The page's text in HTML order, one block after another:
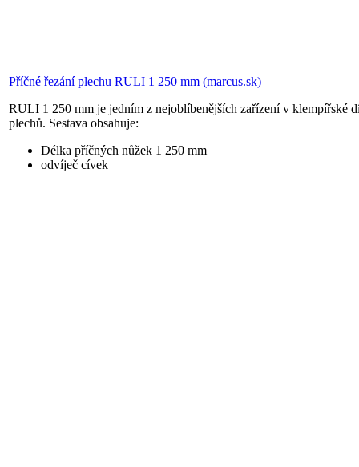
Příčné řezání plechu RULI 1 250 mm (marcus.sk)
RULI 1 250 mm je jedním z nejoblíbenějších zařízení v klempířské
plechů. Sestava obsahuje:
Délka příčných nůžek 1 250 mm
odvíječ cívek